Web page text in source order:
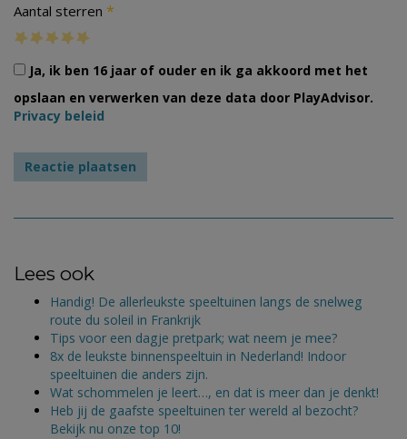
Aantal sterren *
Ja, ik ben 16 jaar of ouder en ik ga akkoord met het
opslaan en verwerken van deze data door PlayAdvisor.
Privacy beleid
Lees ook
Handig! De allerleukste speeltuinen langs de snelweg
route du soleil in Frankrijk
Tips voor een dagje pretpark; wat neem je mee?
8x de leukste binnenspeeltuin in Nederland! Indoor
speeltuinen die anders zijn.
Wat schommelen je leert…, en dat is meer dan je denkt!
Heb jij de gaafste speeltuinen ter wereld al bezocht?
Bekijk nu onze top 10!